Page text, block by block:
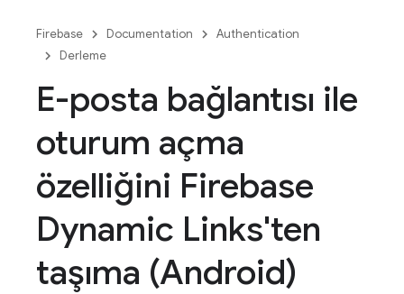
Firebase Documentation
Authentication
Derleme
E-posta bağlantısı ile
oturum açma
özelliğini Firebase
Dynamic Links'ten
taşıma (Android)